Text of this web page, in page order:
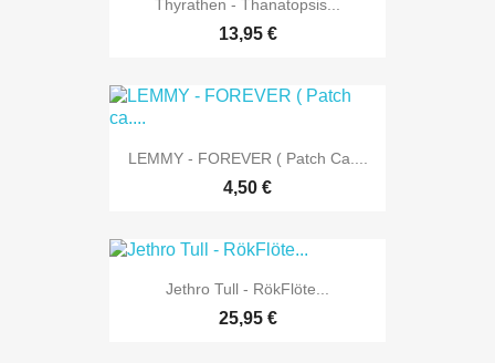
Thyrathen - Thanatopsis...
13,95 €
LEMMY - FOREVER ( Patch Ca....
4,50 €
Jethro Tull - RökFlöte...
25,95 €